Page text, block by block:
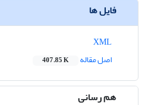
فایل ها
اصل مقاله
407.85 K
هم رسانی